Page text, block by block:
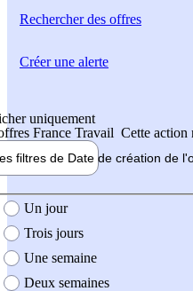
Rechercherdes offres
uniquement
France Travail Cette action
filtres de Date de création de
création de l'offre
Un jour
Trois jours
Une semaine
Deux semaines
Créer une alerte